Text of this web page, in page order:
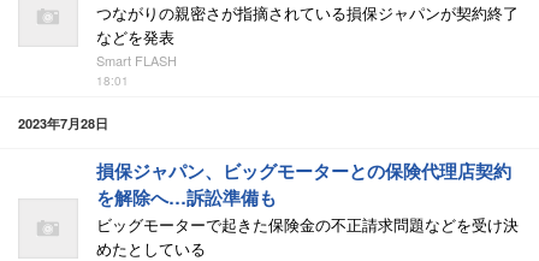
つながりの親密さが指摘されている損保ジャパンが契約終了
などを発表
Smart FLASH
18:01
2023年7月28日
損保ジャパン、ビッグモーターとの保険代理店契約
を解除へ…訴訟準備も
ビッグモーターで起きた保険金の不正請求問題などを受け決
めたとしている